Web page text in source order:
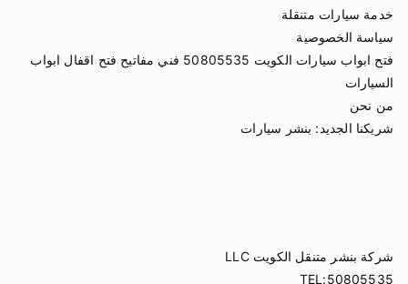
خدمة سيارات متنقلة
سياسة الخصوصية
فتح ابواب سيارات الكويت 50805535 فني مفاتيح فتح اقفال ابواب
السيارات
من نحن
شريكنا الجديد: بنشر سيارات
شركة بنشر متنقل الكويت LLC
TEL:50805535